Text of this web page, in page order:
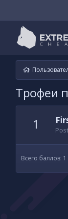
Трофеи
1
Всего баллов: 1